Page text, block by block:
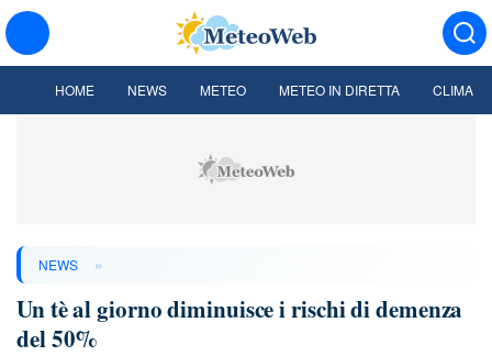
HOME NEWS METEO METEO IN DIRETTA CLIMA
NEWS »
Un tè al giorno diminuisce i rischi di demenza
del 50%